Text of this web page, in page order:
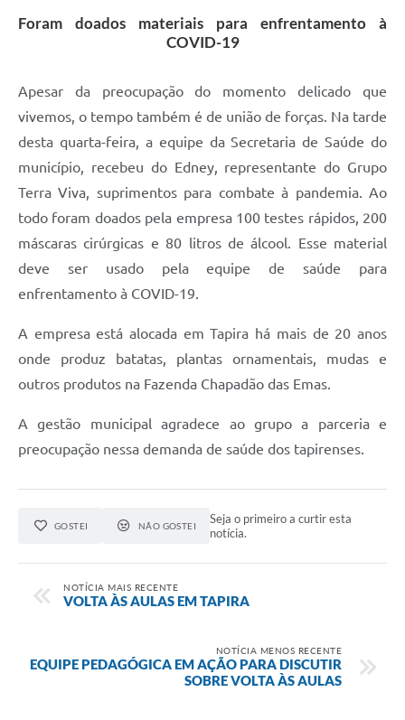
Arquivos para Download
RH Meu Holerite
Publicações MROSC
Mananciais Tapirenses
Carta de Serviços
Contato
Foram doados materiais para enfrentamento à
COVID-19
Apesar da preocupação do momento delicado que
vivemos, o tempo também é de união de forças. Na tarde
desta quarta-feira, a equipe da Secretaria de Saúde do
município, recebeu do Edney, representante do Grupo
Terra Viva, suprimentos para combate à pandemia. Ao
todo foram doados pela empresa 100 testes rápidos, 200
máscaras cirúrgicas e 80 litros de álcool. Esse material
deve ser usado pela equipe de saúde para
enfrentamento à COVID-19.
A empresa está alocada em Tapira há mais de 20 anos
onde produz batatas, plantas ornamentais, mudas e
outros produtos na Fazenda Chapadão das Emas.
A gestão municipal agradece ao grupo a parceria e
preocupação nessa demanda de saúde dos tapirenses.
GOSTEI NÃO GOSTEI
Seja o primeiro a curtir esta
notícia.
NOTÍCIA MAIS RECENTE
VOLTA ÀS AULAS EM TAPIRA
NOTÍCIA MENOS RECENTE
EQUIPE PEDAGÓGICA EM AÇÃO PARA DISCUTIR
SOBRE VOLTA ÀS AULAS